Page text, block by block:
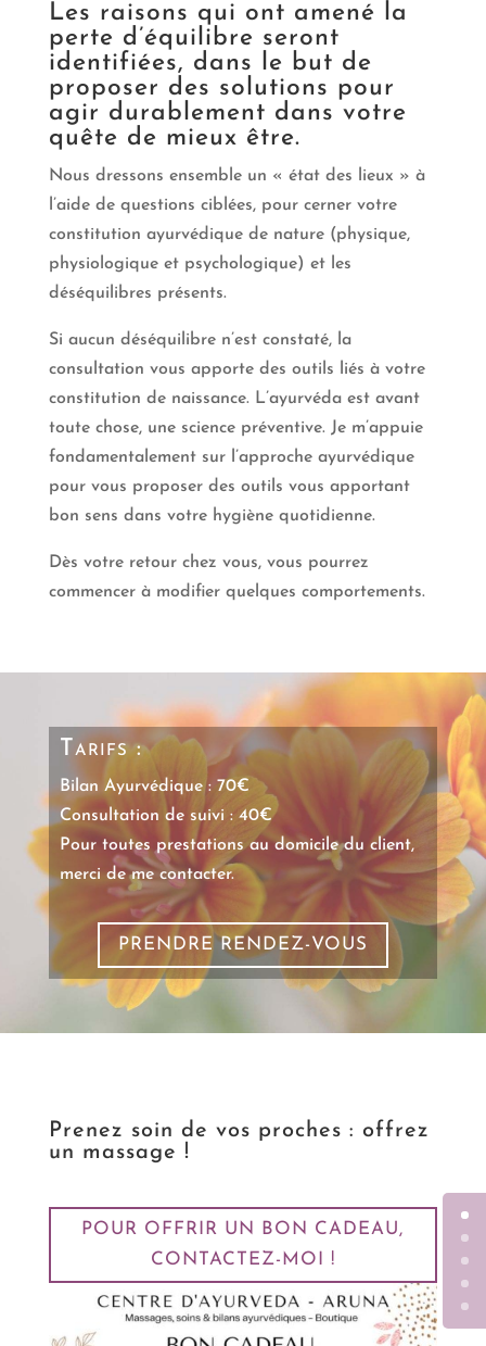
Les raisons qui ont amené la
perte d’équilibre seront
identifiées, dans le but de
proposer des solutions pour
agir durablement dans votre
quête de mieux être.
Nous dressons ensemble un « état des lieux » à
l’aide de questions ciblées, pour cerner votre
constitution ayurvédique de nature (physique,
physiologique et psychologique) et les
déséquilibres présents.
Si aucun déséquilibre n’est constaté, la
consultation vous apporte des outils liés à votre
constitution de naissance. L’ayurvéda est avant
toute chose, une science préventive. Je m’appuie
fondamentalement sur l’approche ayurvédique
pour vous proposer des outils vous apportant
bon sens dans votre hygiène quotidienne.
Dès votre retour chez vous, vous pourrez
commencer à modifier quelques comportements.
Tarifs :
Bilan Ayurvédique : 70€
Consultation de suivi : 40€
Pour toutes prestations au domicile du client,
merci de me contacter.
PRENDRE RENDEZ-VOUS
Prenez soin de vos proches : offrez
un massage !
POUR OFFRIR UN BON CADEAU,
CONTACTEZ-MOI !